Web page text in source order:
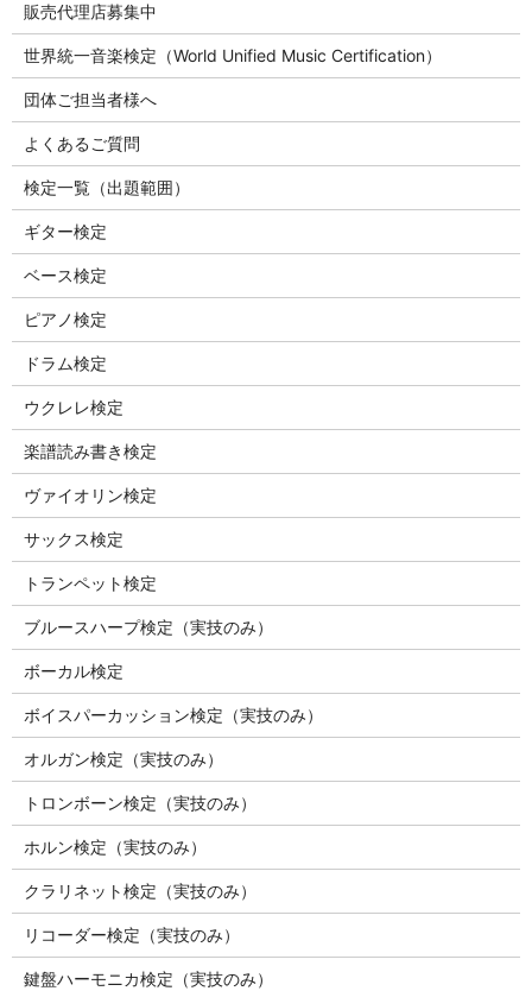
販売代理店募集中
世界統一音楽検定（World Unified Music Certification）
団体ご担当者様へ
よくあるご質問
検定一覧（出題範囲）
ギター検定
ベース検定
ピアノ検定
ドラム検定
ウクレレ検定
楽譜読み書き検定
ヴァイオリン検定
サックス検定
トランペット検定
ブルースハープ検定（実技のみ）
ボーカル検定
ボイスパーカッション検定（実技のみ）
オルガン検定（実技のみ）
トロンボーン検定（実技のみ）
ホルン検定（実技のみ）
クラリネット検定（実技のみ）
リコーダー検定（実技のみ）
鍵盤ハーモニカ検定（実技のみ）